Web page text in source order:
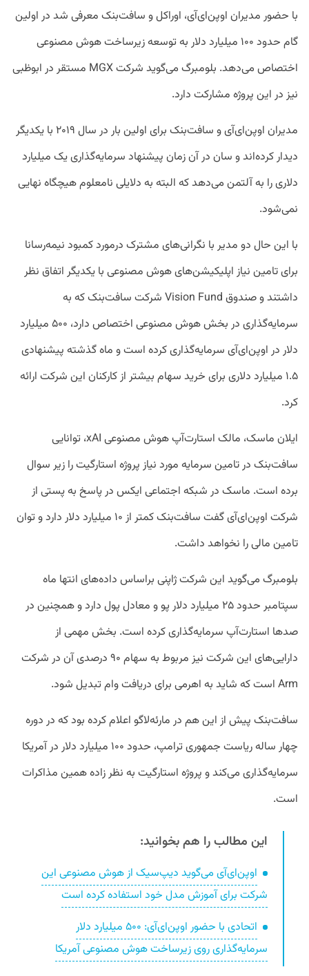
با حضور مدیران اوپن‌ای‌آی، اوراکل و سافت‌بنک معرفی شد در اولین
گام حدود ۱۰۰ میلیارد دلار به توسعه زیرساخت هوش مصنوعی
اختصاص می‌دهد. بلومبرگ می‌گوید شرکت MGX مستقر در ابوظبی
نیز در این پروژه مشارکت دارد.
مدیران اوپن‌ای‌آی و سافت‌بنک برای اولین بار در سال ۲۰۱۹ با یکدیگر
دیدار کرده‌اند و سان در آن زمان پیشنهاد سرمایه‌گذاری یک میلیارد
دلاری را به آلتمن می‌دهد که البته به دلایلی نامعلوم هیچگاه نهایی
نمی‌شود.
با این حال دو مدیر با نگرانی‌های مشترک درمورد کمبود نیمه‌رسانا
برای تامین نیاز اپلیکیشن‌های هوش مصنوعی با یکدیگر اتفاق نظر
داشتند و صندوق Vision Fund شرکت سافت‌بنک که به
سرمایه‌گذاری در بخش هوش مصنوعی اختصاص دارد، ۵۰۰ میلیارد
دلار در اوپن‌ای‌آی سرمایه‌گذاری کرده است و ماه گذشته پیشنهادی
۱.۵ میلیارد دلاری برای خرید سهام بیشتر از کارکنان این شرکت ارائه
کرد.
ایلان ماسک، مالک استارت‌آپ هوش مصنوعی xAI، توانایی
سافت‌بنک در تامین سرمایه‌ مورد نیاز پروژه استارگیت را زیر سوال
برده است. ماسک در شبکه اجتماعی ایکس در پاسخ به پستی از
شرکت اوپن‌ای‌آی گفت سافت‌بنک کمتر از ۱۰ میلیارد دلار دارد و توان
تامین مالی را نخواهد داشت.
بلومبرگ می‌گوید این شرکت ژاپنی براساس داده‌های انتها ماه
سپتامبر حدود ۲۵ میلیارد دلار پو و معادل پول دارد و همچنین در
صد‌ها استارت‌آپ سرمایه‌گذاری کرده است. بخش مهمی از
دارایی‌های این شرکت نیز مربوط به سهام ۹۰ درصدی آن در شرکت
Arm است که شاید به اهرمی برای دریافت وام تبدیل شود.
سافت‌بنک پیش از این هم در مارئه‌لاگو اعلام کرده بود که در دوره
چهار ساله ریاست جمهوری ترامپ، حدود ۱۰۰ میلیارد دلار در آمریکا
سرمایه‌گذاری می‌کند و پروژه استارگیت به نظر زاده همین مذاکرات
است.
این مطالب را هم بخوانید:
اوپن‌ای‌آی می‌گوید دیپ‌سیک از هوش مصنوعی این
شرکت برای آموزش مدل خود استفاده کرده است
اتحادی با حضور اوپن‌ای‌آی: ۵۰۰ میلیارد دلار
سرمایه‌گذاری روی زیرساخت هوش مصنوعی آمریکا